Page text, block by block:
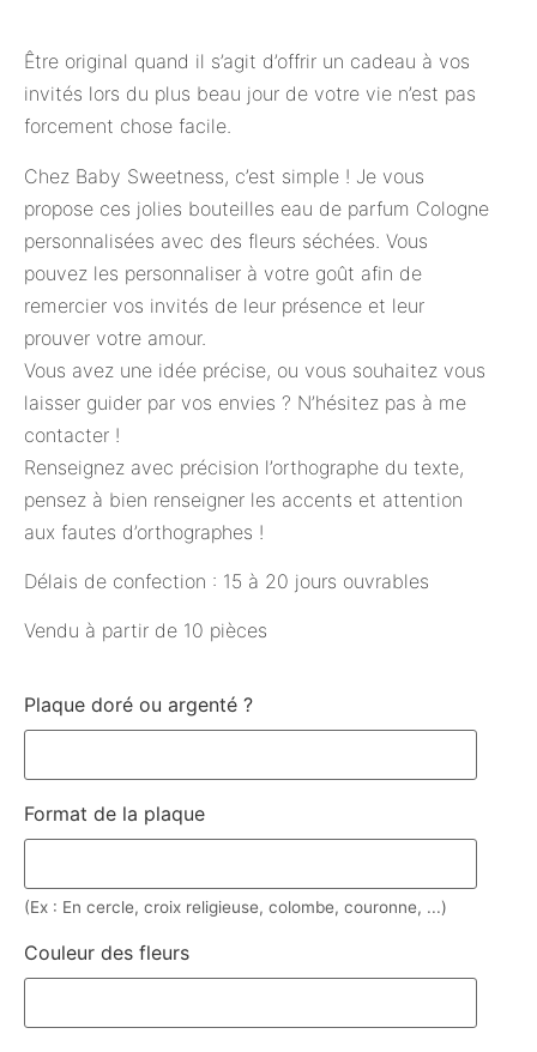
Être original quand il s’agit d’offrir un cadeau à vos
invités lors du plus beau jour de votre vie n’est pas
forcement chose facile.
Chez Baby Sweetness, c’est simple ! Je vous
propose ces jolies bouteilles eau de parfum Cologne
personnalisées avec des fleurs séchées. Vous
pouvez les personnaliser à votre goût afin de
remercier vos invités de leur présence et leur
prouver votre amour.
Vous avez une idée précise, ou vous souhaitez vous
laisser guider par vos envies ? N’hésitez pas à me
contacter !
Renseignez avec précision l’orthographe du texte,
pensez à bien renseigner les accents et attention
aux fautes d’orthographes !
Délais de confection : 15 à 20 jours ouvrables
Vendu à partir de 10 pièces
Plaque doré ou argenté ?
Format de la plaque
(Ex : En cercle, croix religieuse, colombe, couronne, ...)
Couleur des fleurs